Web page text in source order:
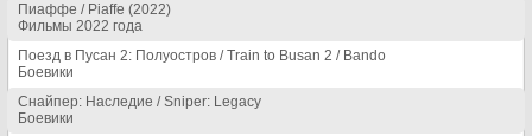
Пиаффе / Piaffe (2022)
Фильмы 2022 года
Поезд в Пусан 2: Полуостров / Train to Busan 2 / Bando
Боевики
Снайпер: Наследие / Sniper: Legacy
Боевики